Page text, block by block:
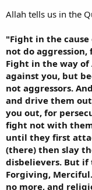
Allah tells us in the
"Fight in the
not do aggression,
Fight in the way
against you, but
not aggressors.
and drive them
you out, for
fight not with
until they first
(there) then slay
disbelievers. But if
Forgiving,
no more, and